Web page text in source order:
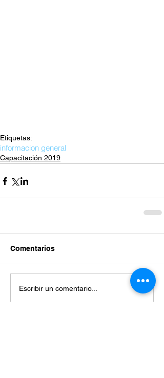
Etiquetas:
informacion general
Capacitación 2019
Comentarios
Escribir un comentario...